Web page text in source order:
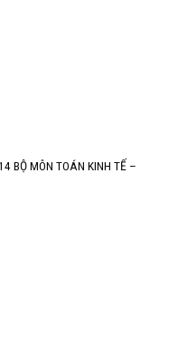
BỘ MÔN TOÁN KINH TẾ –